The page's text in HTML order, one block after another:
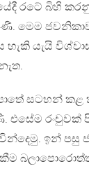
රටේ බිහි
මෙම
හැකි යැයි
සටහන් කළ
එසේම රංචුවක්
ඉන්